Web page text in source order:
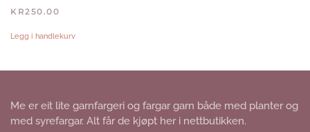
KR250.00
Legg i handlekurv
Me er eit lite garnfargeri og fargar garn både med planter og
med syrefargar. Alt får de kjøpt her i nettbutikken.